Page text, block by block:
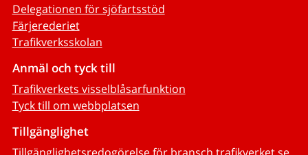
Delegationen för sjöfartsstöd
Färjerederiet
Trafikverksskolan
Anmäl och tyck till
Trafikverkets visselblåsarfunktion
Tyck till om webbplatsen
Tillgänglighet
Tillgänglighetsredogörelse för bransch.trafikverket.se